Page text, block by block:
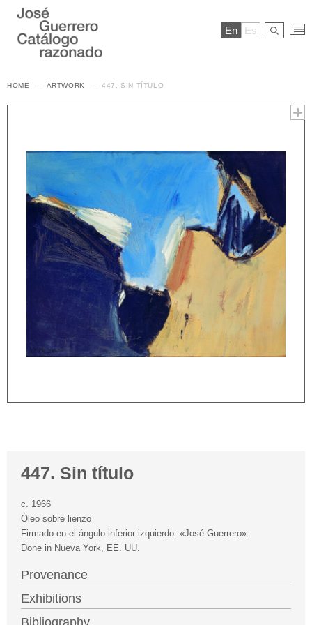
En Es
HOME ARTWORK 447. SIN TÍTULO
447. Sin título
c. 1966
Óleo sobre lienzo
Firmado en el ángulo inferior izquierdo: «José Guerrero».
Done in Nueva York, EE. UU.
Provenance
Exhibitions